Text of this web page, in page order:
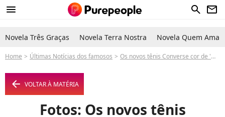
menu search newsletter
Novela Três Graças Novela Terra Nostra Novela Quem Ama
Home Últimas Notícias dos famosos Os novos tênis Converse cor de 'Mentos' que vão destronar os Adidas Samba: são estilosos, retrô e não parecem um All Star
arrow_left VOLTAR À MATÉRIA
Fotos: Os novos tênis